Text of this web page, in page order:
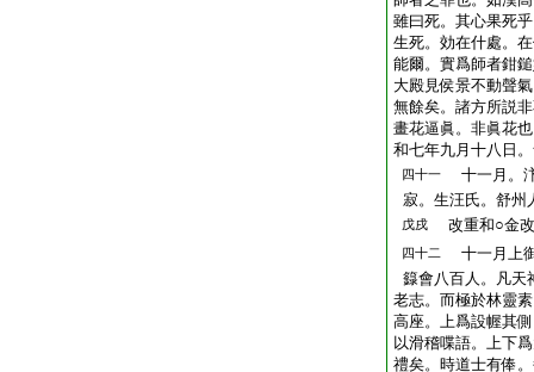
雖曰死。其心果死
生死。効在什處。
能爾。實爲師者鉗
大殿見侯景不動聲
無餘矣。諸方所説
畫花逼眞。非眞花
和七年九月十八日
四十一
十一月。
寂。生汪氏。舒州
戊戌 改重和○金
四十二
十一月上
籙會八百人。凡天
老志。而極於林靈
高座。上爲設幄其
以滑稽喋語。上下
禮矣。時道士有俸